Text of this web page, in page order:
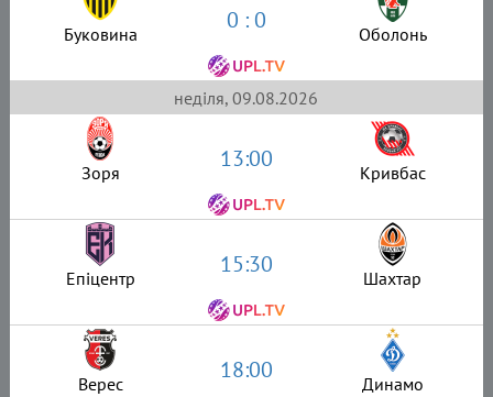
Буковина 0 : 0 Оболонь
неділя, 09.08.2026
Зоря 13:00 Кривбас
Епіцентр 15:30 Шахтар
Верес 18:00 Динамо